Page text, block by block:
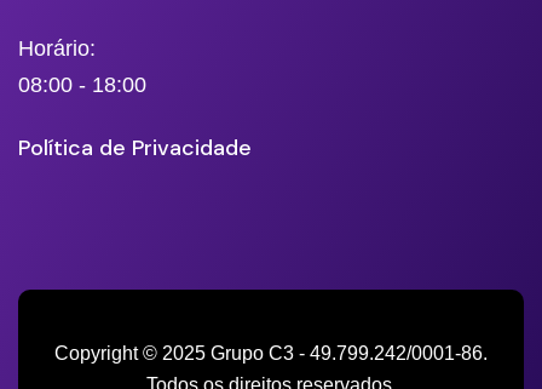
Horário:
08:00 - 18:00
Política de Privacidade
Copyright © 2025 Grupo C3 - 49.799.242/0001-86.
Todos os direitos reservados.